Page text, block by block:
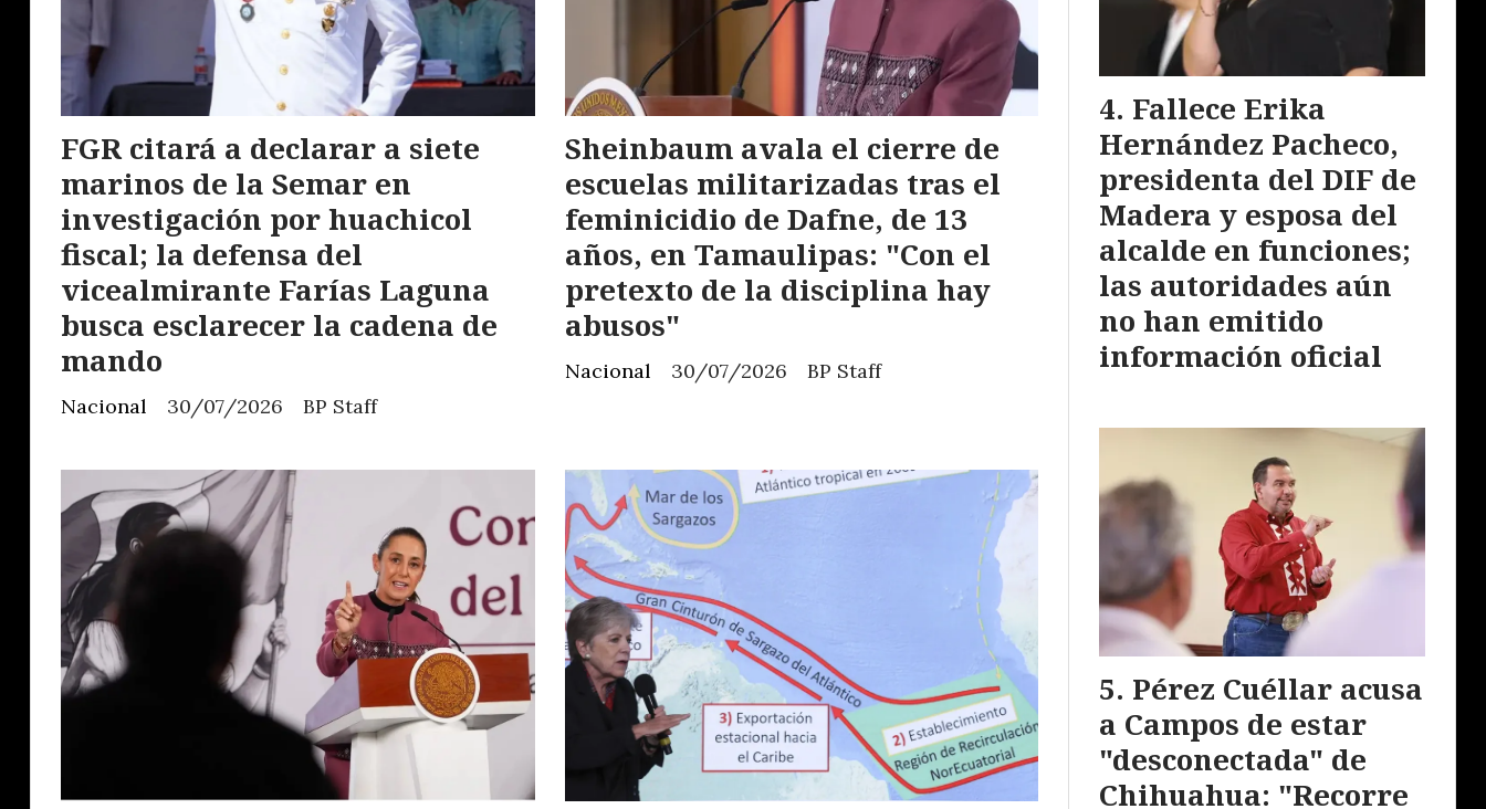
FGR citará a declarar a siete
marinos de la Semar en
investigación por huachicol
fiscal; la defensa del
vicealmirante Farías Laguna
busca esclarecer la cadena de
mando
BP Staff
Nacional 30/07/2026
Sheinbaum avala el cierre de
escuelas militarizadas tras el
feminicidio de Dafne, de 13
años, en Tamaulipas: "Con el
pretexto de la disciplina hay
abusos"
BP Staff
Nacional 30/07/2026
Fallece Erika
Hernández Pacheco,
presidenta del DIF de
Madera y esposa del
alcalde en funciones;
las autoridades aún
no han emitido
información oficial
Pérez Cuéllar acusa
a Campos de estar
"desconectada" de
Chihuahua: "Recorre